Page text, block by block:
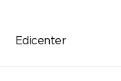
Edicenter